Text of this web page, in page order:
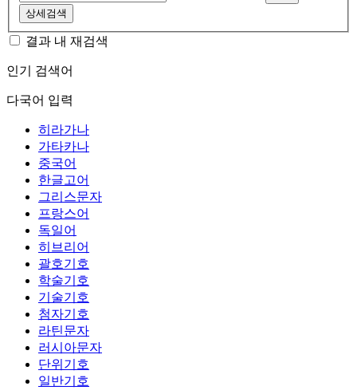
상세검색
결과 내 재검색
인기 검색어
다국어 입력
히라가나
가타카나
중국어
한글고어
그리스문자
프랑스어
독일어
히브리어
괄호기호
학술기호
기술기호
첨자기호
라틴문자
러시아문자
단위기호
일반기호